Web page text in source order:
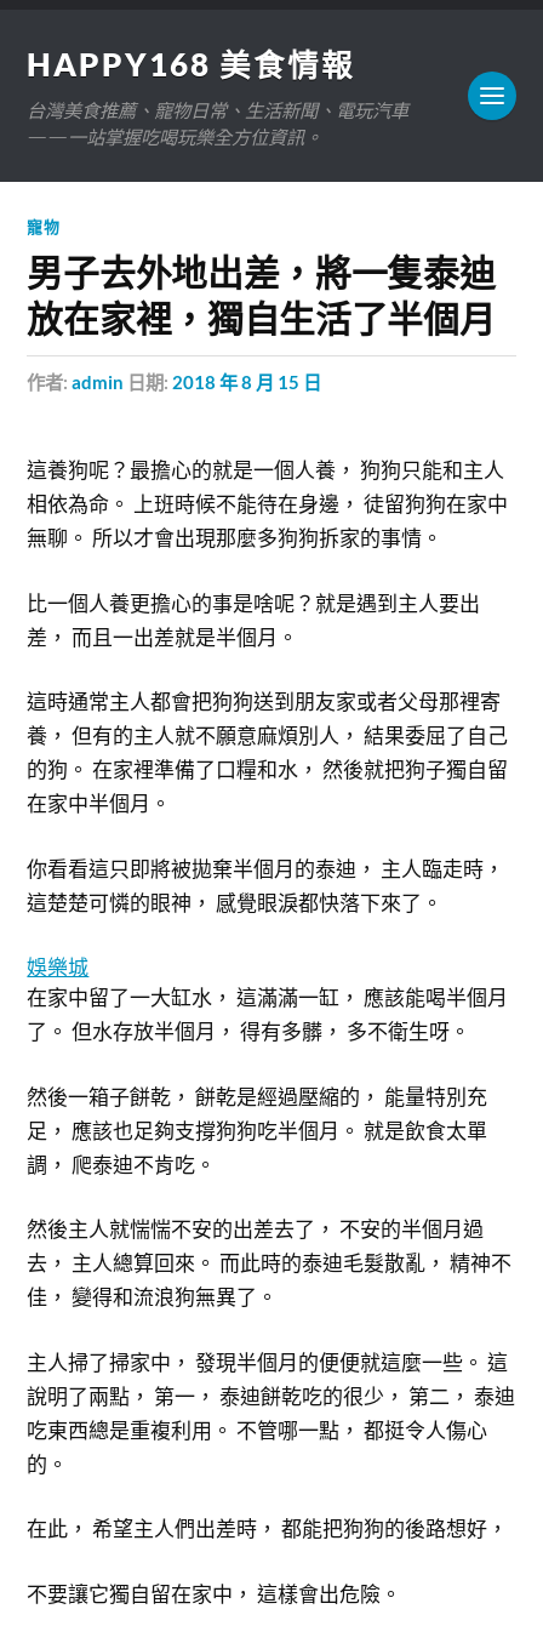
HAPPY168 美食情報
台灣美食推薦、寵物日常、生活新聞、電玩汽車
——一站掌握吃喝玩樂全方位資訊。
寵物
男子去外地出差，將一隻泰迪
放在家裡，獨自生活了半個月
作者:admin 日期: 2018 年 8 月 15 日
這養狗呢？最擔心的就是一個人養， 狗狗只能和主人
相依為命。 上班時候不能待在身邊， 徒留狗狗在家中
無聊。 所以才會出現那麼多狗狗拆家的事情。
比一個人養更擔心的事是啥呢？就是遇到主人要出
差， 而且一出差就是半個月。
這時通常主人都會把狗狗送到朋友家或者父母那裡寄
養， 但有的主人就不願意麻煩別人， 結果委屈了自己
的狗。 在家裡準備了口糧和水， 然後就把狗子獨自留
在家中半個月。
你看看這只即將被拋棄半個月的泰迪， 主人臨走時，
這楚楚可憐的眼神， 感覺眼淚都快落下來了。
娛樂城
在家中留了一大缸水， 這滿滿一缸， 應該能喝半個月
了。 但水存放半個月， 得有多髒， 多不衛生呀。
然後一箱子餅乾， 餅乾是經過壓縮的， 能量特別充
足， 應該也足夠支撐狗狗吃半個月。 就是飲食太單
調， 爬泰迪不肯吃。
然後主人就惴惴不安的出差去了， 不安的半個月過
去， 主人總算回來。 而此時的泰迪毛髮散亂， 精神不
佳， 變得和流浪狗無異了。
主人掃了掃家中， 發現半個月的便便就這麼一些。 這
說明了兩點， 第一， 泰迪餅乾吃的很少， 第二， 泰迪
吃東西總是重複利用。 不管哪一點， 都挺令人傷心
的。
在此， 希望主人們出差時， 都能把狗狗的後路想好，
不要讓它獨自留在家中， 這樣會出危險。